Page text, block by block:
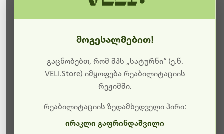
ბოდიშს გიხდით შეფერხებისთვის. ამჟამად
მიმდინარეობს საიტის განახლება და ტექნიკური
სამუშაოები.
მალე ისევ ხელმისაწვდომი იქნება. გმადლობთ
მოგესალმებით!
გაცნობებთ, რომ შპს „სატურნი“ (ე.წ.
VELI.Store) იმყოფება რეაბილიტაციის
რეჟიმში.
რეაბილიტაციის ზედამხედველი პირი:
ირაკლი გაფრინდაშვილი